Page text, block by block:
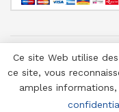
© 1958-2025 Jeune Nation
Ce site Web utilise
ce site, vous
amples